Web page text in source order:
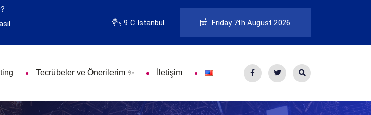
9 C Istanbul Friday 7th August 2026
Tecrübeler ve Önerilerim ✨ İletişim